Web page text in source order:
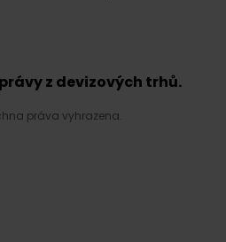
z devizových trhů.
práva vyhrazena.